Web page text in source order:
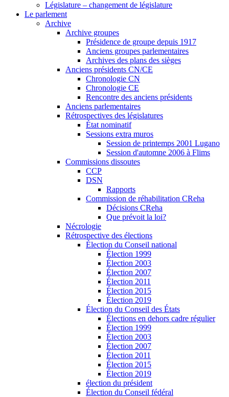
Législature – changement de législature
Le parlement
Archive
Archive groupes
Présidence de groupe depuis 1917
Anciens groupes parlementaires
Archives des plans des sièges
Anciens présidents CN/CE
Chronologie CN
Chronologie CE
Rencontre des anciens présidents
Anciens parlementaires
Rétrospectives des législatures
État nominatif
Sessions extra muros
Session de printemps 2001 Lugano
Session d'automne 2006 à Flims
Commissions dissoutes
CCP
DSN
Rapports
Commission de réhabilitation CReha
Décisions CReha
Que prévoit la loi?
Nécrologie
Rétrospective des élections
Élection du Conseil national
Élection 1999
Élection 2003
Élection 2007
Élection 2011
Élection 2015
Élection 2019
Élection du Conseil des États
Élections en dehors cadre régulier
Élection 1999
Élection 2003
Élection 2007
Élection 2011
Élection 2015
Élection 2019
élection du président
Élection du Conseil fédéral